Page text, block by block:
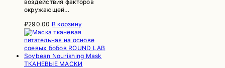
воздействия факторов
окружающей…
₽290.00 В корзину
ТКАНЕВЫЕ МАСКИ